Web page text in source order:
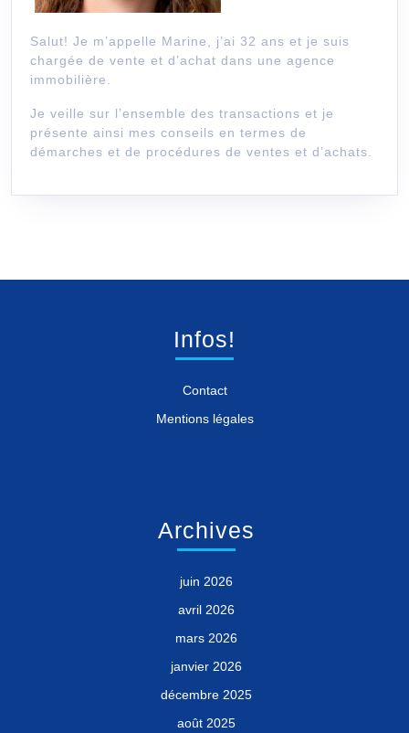
Salut! Je m’appelle Marine, j’ai 32 ans et je suis
chargée de vente et d’achat dans une agence
immobilière.
Je veille sur l’ensemble des transactions et je
présente ainsi mes conseils en termes de
démarches et de procédures de ventes et d’achats.
Infos!
Contact
Mentions légales
Archives
juin 2026
avril 2026
mars 2026
janvier 2026
décembre 2025
août 2025